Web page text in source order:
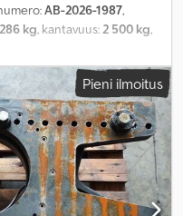
AB-2026-1987,
286 kg , kantavuus: 2 500 kg
(max):
Pieni ilmoitus